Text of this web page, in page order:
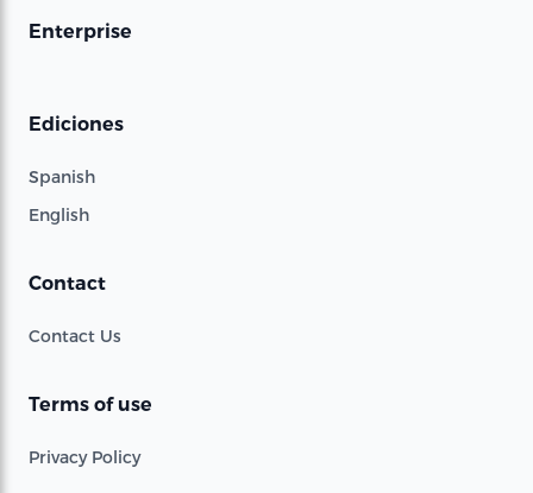
Enterprise
Ediciones
Spanish
English
Contact
Contact Us
Terms of use
Privacy Policy